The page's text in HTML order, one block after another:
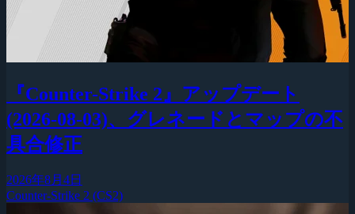
『Counter-Strike 2』アップデート
(2026-08-03)、グレネードとマップの不
具合修正
2026年8月4日
Counter-Strike 2 (CS2)